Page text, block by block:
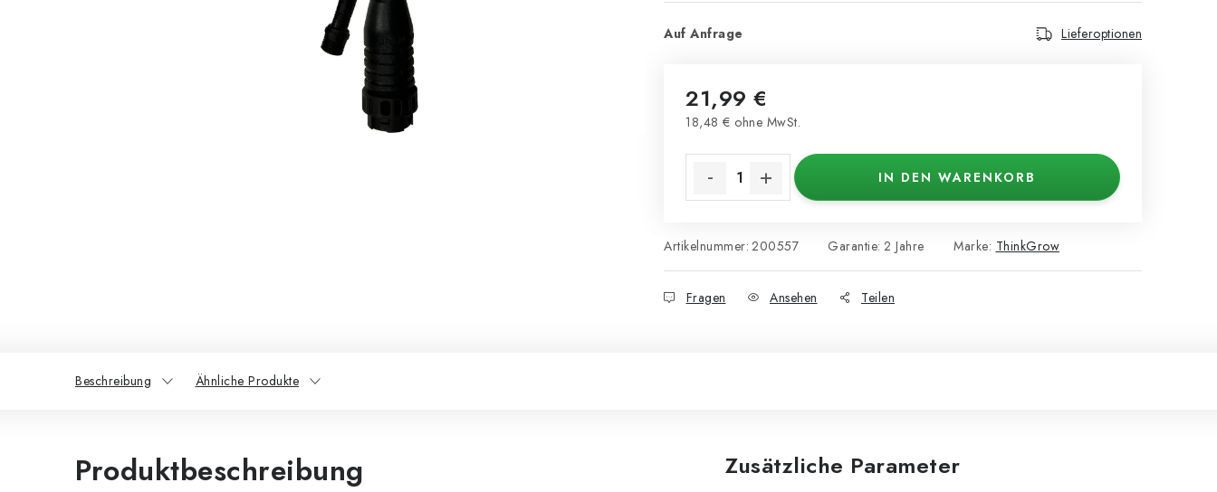
Auf Anfrage Lieferoptionen
21,99 €
18,48 € ohne MwSt.
IN DEN WARENKORB
Artikelnummer: 200557 Marke: ThinkGrow
Garantie: 2 Jahre
Fragen Ansehen Teilen
Beschreibung Ähnliche Produkte
Produktbeschreibung Zusätzliche Parameter